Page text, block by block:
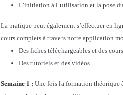
L’initiation à l’utilisation et la pose
La pratique peut également s’effectuer en
cours complets à travers notre application
Des fiches téléchargeables et des
Des tutoriels et des vidéos.
Semaine 1 : Une fois la formation théorique